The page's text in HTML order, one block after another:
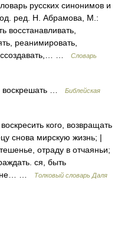
русских синонимов и
ред. Н. Абрамова, М.:
восстанавливать,
реанимировать,
…
Словарь
воскрешать …
Библейская
кого, возвращать
снова мирскую жизнь; |
отраду в отчаяньи;
ся, быть
не… …
Толковый словарь Даля